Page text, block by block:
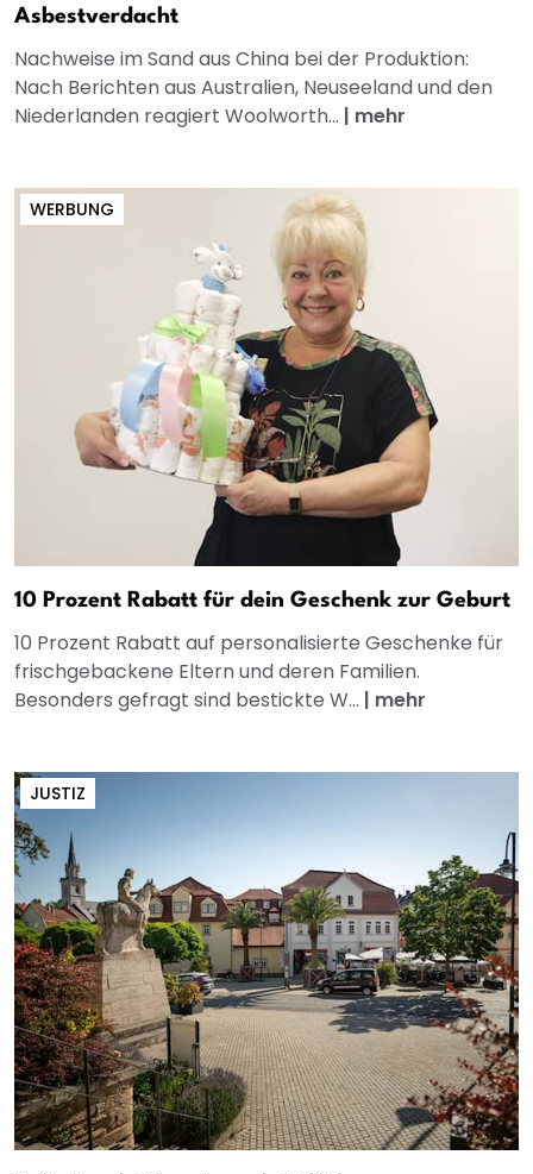
Asbestverdacht
Nachweise im Sand aus China bei der Produktion:
Nach Berichten aus Australien, Neuseeland und den
Niederlanden reagiert Woolworth... | mehr
WERBUNG
10 Prozent Rabatt für dein Geschenk zur Geburt
10 Prozent Rabatt auf personalisierte Geschenke für
frischgebackene Eltern und deren Familien.
Besonders gefragt sind bestickte W... | mehr
JUSTIZ